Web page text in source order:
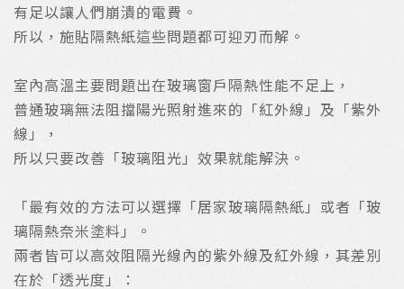
有足以讓人們崩潰的電費。
所以，施貼隔熱紙這些問題都可迎刃而解。
室內高溫主要問題出在玻璃窗戶隔熱性能不足上，
普通玻璃無法阻擋陽光照射進來的「紅外線」及「紫外
線」，
所以只要改善「玻璃阻光」效果就能解決。
「最有效的方法可以選擇「居家玻璃隔熱紙」或者「玻
璃隔熱奈米塗料」。
兩者皆可以高效阻隔光線內的紫外線及紅外線，其差別
在於「透光度」：